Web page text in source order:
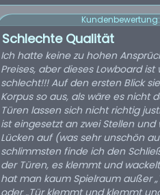
Kundenbewertung:
Schlechte Qualität
Ich hatte keine zu hohen
Preises, aber dieses Lowboard
schlecht!!! Auf den ersten Blick
Korpus so aus, als wäre es nicht
Türen lassen sich nicht richtig
ist eingesetzt an zwei Stellen
Lücken auf (was sehr unschön
schlimmsten finde ich den
der Türen, es klemmt und
hat man kaum Spielraum außer
oder „Tür klemmt und klemmt